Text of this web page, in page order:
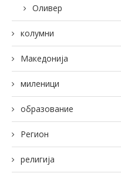
Оливер
колумни
Македонија
миленици
образование
Регион
религија